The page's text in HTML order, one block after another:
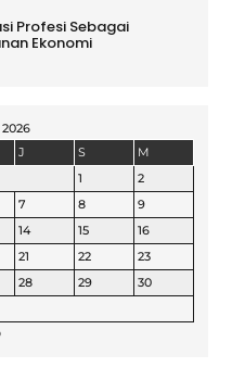
Profesi Sebagai
Ekonomi
J S
M
1
2
7 8
9
14 15
16
21 22
23
28 29
30